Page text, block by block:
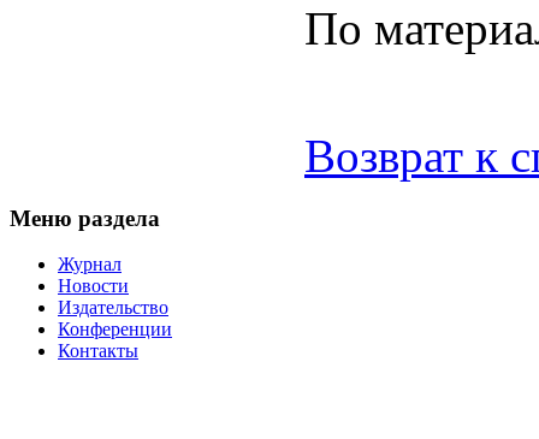
По
Возврат к
Меню раздела
Журнал
Новости
Издательство
Конференции
Контакты